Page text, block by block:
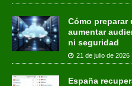
Cómo
aumentar
ni seguridad
21 de julio de 2026
España